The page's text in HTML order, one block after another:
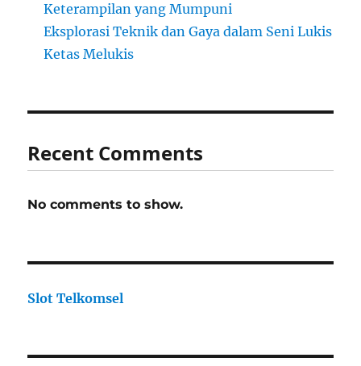
Keterampilan yang Mumpuni
Eksplorasi Teknik dan Gaya dalam Seni Lukis
Ketas Melukis
Recent Comments
No comments to show.
Slot Telkomsel